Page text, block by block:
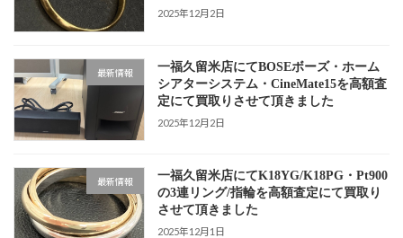
2025年12月2日
最新情報
一福久留米店にてBOSEボーズ・ホーム
シアターシステム・CineMate15を高額査
定にて買取りさせて頂きました
2025年12月2日
最新情報
一福久留米店にてK18YG/K18PG・Pt900
の3連リング/指輪を高額査定にて買取り
させて頂きました
2025年12月1日